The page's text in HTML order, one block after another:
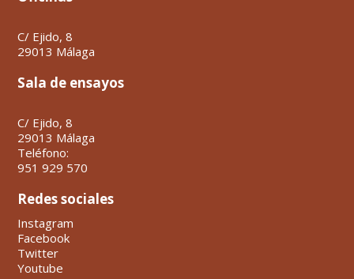
C/ Ejido, 8
29013 Málaga
Sala de ensayos
C/ Ejido, 8
29013 Málaga
Teléfono:
951 929 570
Redes sociales
Instagram
Facebook
Twitter
Youtube